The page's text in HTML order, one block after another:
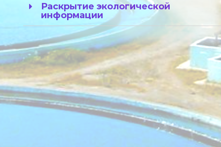
Раскрытие экологической
информации